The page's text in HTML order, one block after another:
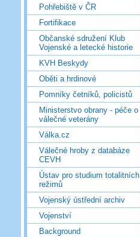
Pohřebiště v ČR
Fortifikace
Občanské sdružení Klub
Vojenské a letecké historie
KVH Beskydy
Oběti a hrdinové
Pomníky četníků, policistů
Ministerstvo obrany - péče o
válečné veterány
Válka.cz
Válečné hroby z databáze
CEVH
Ústav pro studium totalitních
režimů
Vojenský ústřední archiv
Vojenství
Background